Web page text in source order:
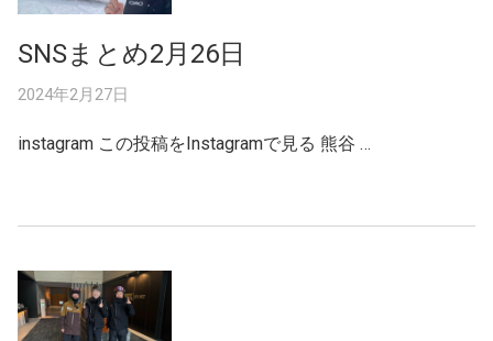
SNSまとめ2月26日
2024年2月27日
instagram この投稿をInstagramで見る 熊谷 …